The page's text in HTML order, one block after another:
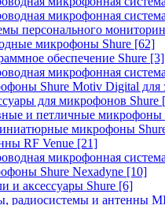
микрофонная
персонального
микрофоны Shure [62]
обеспечение Shure [3]
микрофонная
Shure Motiv Digital для
для микрофонов Shure
и петличные микрофоны
микрофоны
RF Venue [21]
микрофонная
Shure Nexadyne [10]
и аксессуары Shure [6]
радиосистемы и антенны